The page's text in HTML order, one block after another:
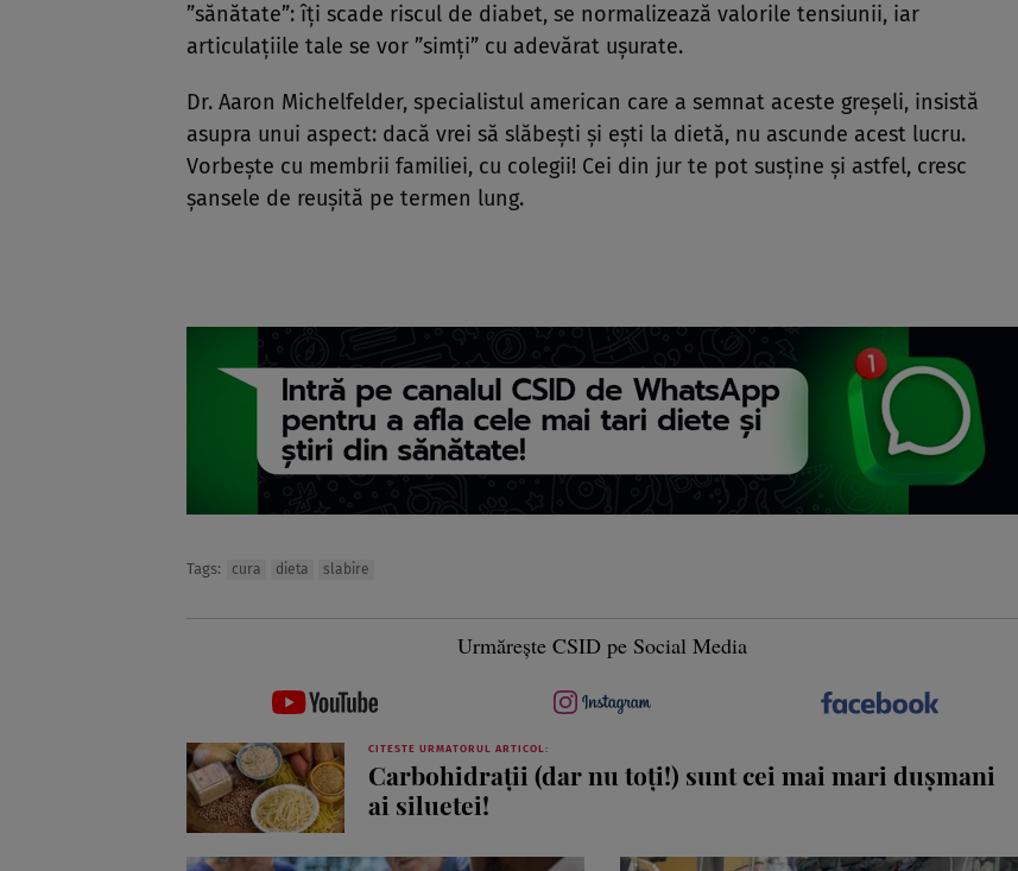
”sănătate”: îţi scade riscul de diabet, se normalizează valorile tensiunii, iar
articulaţiile tale se vor ”simţi” cu adevărat uşurate.
Dr. Aaron Michelfelder, specialistul american care a semnat aceste greşeli, insistă
asupra unui aspect: dacă vrei să slăbeşti şi eşti la dietă, nu ascunde acest lucru.
Vorbeşte cu membrii familiei, cu colegii! Cei din jur te pot susţine şi astfel, cresc
şansele de reuşită pe termen lung.
Tags: cura dieta slabire
Urmărește CSID pe Social Media
CITESTE URMATORUL ARTICOL:
Carbohidraţii (dar nu toţi!) sunt cei mai mari duşmani
ai siluetei!